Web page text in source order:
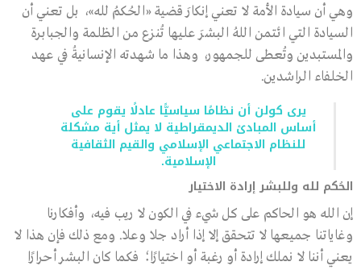
وهي أن سيادة الأمة لا تعني إنكارَ قضية «الحُكمُ لله»، بل تعني أن
السيادة التي ائتمن اللهُ البشرَ عليها تُنزع من الظلمة والجبابرة
والمستبدين وتُعطى للجمهور، وهذا ما شهدته الإنسانيةُ في عهد
الخلفاء الراشدين.
يرى كولن أن نظامًا سياسيًّا عادلًا يقوم على
أساس المبادئ الديمقراطية لا يمثل أية مشكلة
للنظام الاجتماعي الإسلامي والقيم الثقافية
الإسلامية.
الحُكم لله وللبشر إرادة الاختيار
إن الله هو الحاكم على كل شيء في الكون لا ريب فيه، وأفكارنا
وغاياتنا جميعها لا تتحقق إلا إذا أراد جلا وعلا. ومع ذلك فإن هذا لا
يعني أننا لا نملك إرادة أو رغبة أو اختيارًا؛ فكما كان البشر أحرارًا